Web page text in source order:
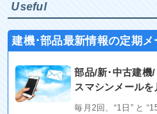
Useful
建機･部品最新情報の定期メ
部品/新･中古建機
スマシンメールを
毎月2回、“1日” と